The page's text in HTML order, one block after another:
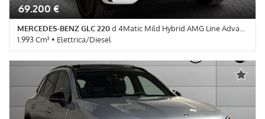
69.200 €
MERCEDES-BENZ GLC 220d 4Matic Mild Hybrid AMG Line Advanced
1.993 Cm³ • Elettrica/Diesel
0 Km • Cambio Automatico (9) • Bianco Opalite pastello • 5 Porte •
ABS • Airbag • Airbag Passeggero • Airbag testa • Autoradio •
Autoradio digitale • Bluetooth • Bracciolo • Cerchi in lega •
Chiusura centralizzata • Climatizzatore • Controllo elettronico
della corsia • Controllo trazione • Cruise Control • ESP • Fari LED •
Fendinebbia • Frenata d'emergenza assistita • Immobilizzatore